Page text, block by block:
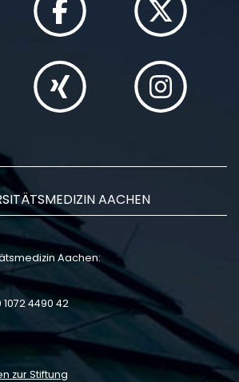
AACHEN
Aachen:
1072 4490 42
zur Stiftung